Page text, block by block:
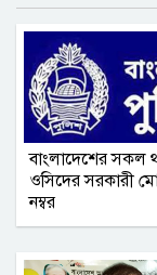
বাংলাদেশের সকল
ওসিদের সরকারী
নম্বর